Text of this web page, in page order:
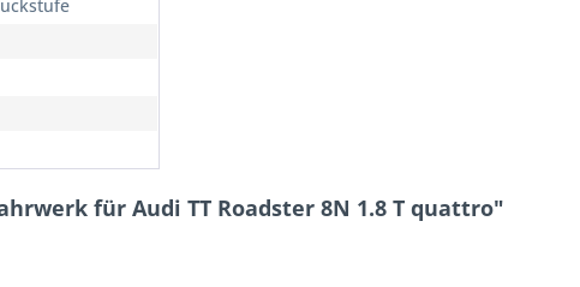
für Audi TT Roadster 8N 1.8 T quattro"